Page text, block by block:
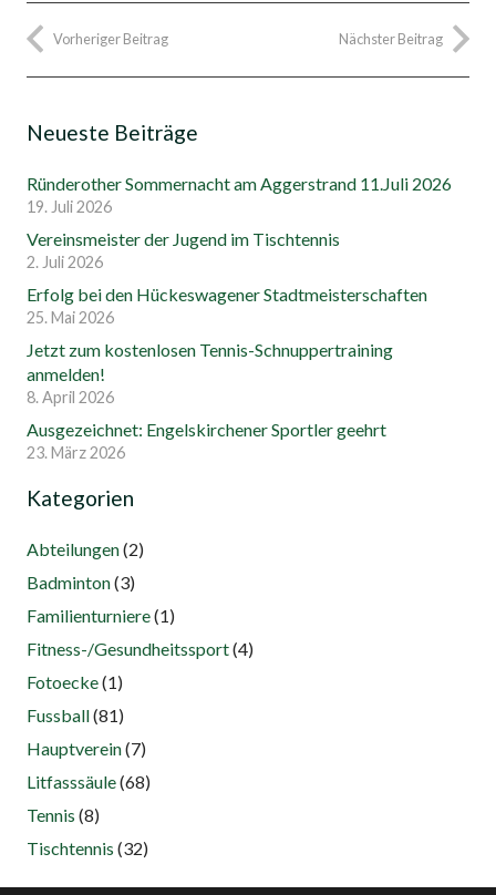
Vorheriger Beitrag Nächster Beitrag
Neueste Beiträge
Ründerother Sommernacht am Aggerstrand 11.Juli 2026
19. Juli 2026
Vereinsmeister der Jugend im Tischtennis
2. Juli 2026
Erfolg bei den Hückeswagener Stadtmeisterschaften
25. Mai 2026
Jetzt zum kostenlosen Tennis-Schnuppertraining
anmelden!
8. April 2026
Ausgezeichnet: Engelskirchener Sportler geehrt
23. März 2026
Kategorien
Abteilungen(2)
Badminton(3)
Familienturniere(1)
Fitness-/Gesundheitssport(4)
Fotoecke(1)
Fussball(81)
Hauptverein(7)
Litfasssäule(68)
Tennis (8)
Tischtennis (32)